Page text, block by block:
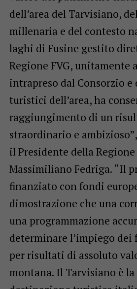
dell’area del Tarvisiano,
millenaria e del contesto
laghi di Fusine gestito
Regione FVG, unitamente
intrapreso dal Consorzio
turistici dell’area, ha
raggiungimento di un
straordinario e
il Presidente della Regione
Massimiliano Fedriga. “Il
finanziato con fondi
dimostrazione che una
una programmazione
determinare l’impiego dei
per risultati di assoluto
montana. Il Tarvisiano è la